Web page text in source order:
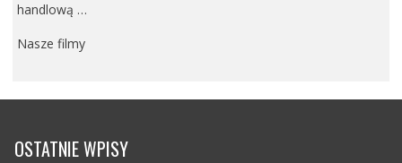
handlową …
Nasze filmy
OSTATNIE WPISY